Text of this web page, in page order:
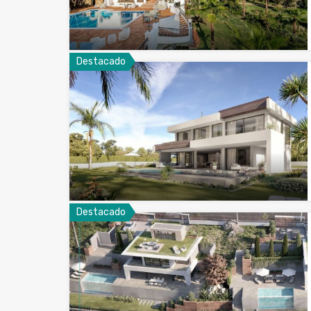
Destacado
Destacado